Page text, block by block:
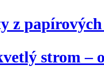
z papírových
strom –